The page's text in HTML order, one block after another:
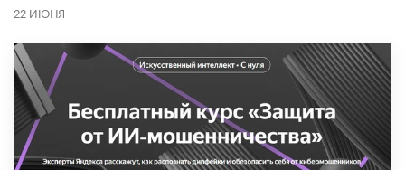
22 ИЮНЯ